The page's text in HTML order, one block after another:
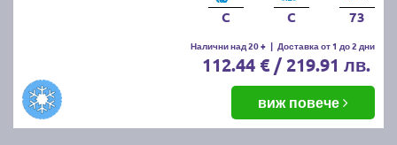
C C 73
Налични над 20 + | Доставка от 1 до 2 дни
112.44 € / 219.91 лв.
виж повече